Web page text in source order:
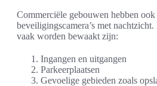
Commerciële gebouwen hebben
beveiligingscamera’s met
vaak worden bewaakt zijn:
Ingangen en uitgangen
Parkeerplaatsen
Gevoelige gebieden zoals